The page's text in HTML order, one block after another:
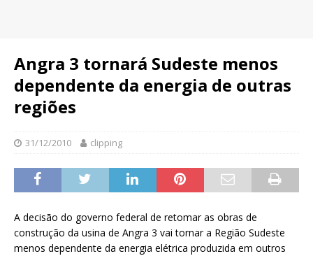
Angra 3 tornará Sudeste menos
dependente da energia de outras
regiões
31/12/2010 clipping
A decisão do governo federal de retomar as obras de
construção da usina de Angra 3 vai tornar a Região Sudeste
menos dependente da energia elétrica produzida em outros